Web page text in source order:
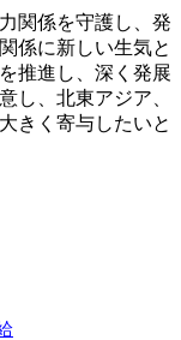
関係を守護し、発
係に新しい生気と
推進し、深く発展
し、北東アジア、
きく寄与したいと